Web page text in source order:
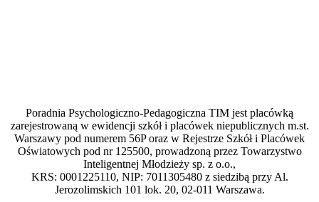
Poradnia Psychologiczno-Pedagogiczna TIM jest placówką
zarejestrowaną w ewidencji szkół i placówek niepublicznych m.st.
Warszawy pod numerem 56P oraz w Rejestrze Szkół i Placówek
Oświatowych pod nr 125500, prowadzoną przez Towarzystwo
Inteligentnej Młodzieży sp. z o.o.,
KRS: 0001225110, NIP: 7011305480 z siedzibą przy Al.
Jerozolimskich 101 lok. 20, 02-011 Warszawa.